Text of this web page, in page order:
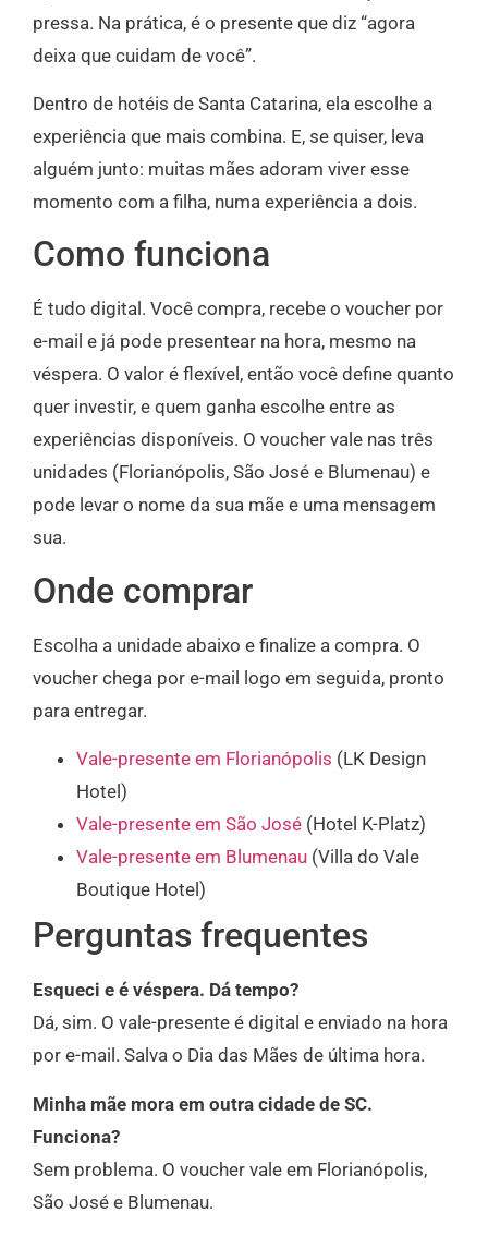
pressa. Na prática, é o presente que diz “agora
deixa que cuidam de você”.
Dentro de hotéis de Santa Catarina, ela escolhe a
experiência que mais combina. E, se quiser, leva
alguém junto: muitas mães adoram viver esse
momento com a filha, numa experiência a dois.
Como funciona
É tudo digital. Você compra, recebe o voucher por
e-mail e já pode presentear na hora, mesmo na
véspera. O valor é flexível, então você define quanto
quer investir, e quem ganha escolhe entre as
experiências disponíveis. O voucher vale nas três
unidades (Florianópolis, São José e Blumenau) e
pode levar o nome da sua mãe e uma mensagem
sua.
Onde comprar
Escolha a unidade abaixo e finalize a compra. O
voucher chega por e-mail logo em seguida, pronto
para entregar.
Vale-presente em Florianópolis (LK Design
Hotel)
Vale-presente em São José (Hotel K-Platz)
Vale-presente em Blumenau (Villa do Vale
Boutique Hotel)
Perguntas frequentes
Esqueci e é véspera. Dá tempo?
Dá, sim. O vale-presente é digital e enviado na hora
por e-mail. Salva o Dia das Mães de última hora.
Minha mãe mora em outra cidade de SC.
Funciona?
Sem problema. O voucher vale em Florianópolis,
São José e Blumenau.